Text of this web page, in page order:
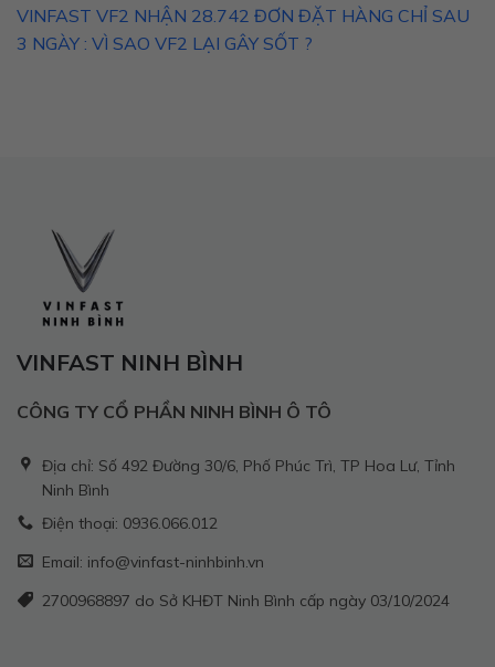
VINFAST VF2 NHẬN 28.742 ĐƠN ĐẶT HÀNG CHỈ SAU
3 NGÀY : VÌ SAO VF2 LẠI GÂY SỐT ?
VINFAST NINH BÌNH
CÔNG TY CỔ PHẦN NINH BÌNH Ô TÔ
Địa chỉ: Số 492 Đường 30/6, Phố Phúc Trì, TP Hoa Lư, Tỉnh
Ninh Bình
Điện thoại: 0936.066.012
Email: info@vinfast-ninhbinh.vn
2700968897 do Sở KHĐT Ninh Bình cấp ngày 03/10/2024